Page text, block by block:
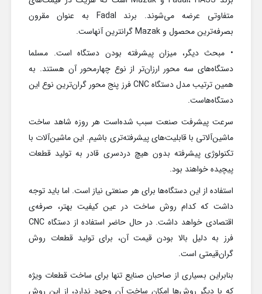
متفاوتی عرضه می‌شوند. برند Fadal به عنوان مقرون
بصرفه‌ترین محصول و Mazak گرانترین آنهاست.
• مبحث دیگر، میزان پیشرفته بودن دستگاه است. مسلما
دستگاه‌های سه محور ارزان‌تر از نوع چهارمحور آن هستند. به
همین ترتیب مدل دستگاه CNC فرز پنج محور گران‌ترین نوع این
دستگاه‌هاست.
سرعت پیشرفت صنعت سبب شده‌است هر روزه شاهد ساخت
ماشین‌آلاتی با قابلیت‌های پیشرفته‌تری باشیم. این ماشین‌آلات با
تکنولوژی پیشرفته بدون هیچ دردسری قادر به تولید قطعات
پیچیده خواهند بود.
استفاده از این دستگاه‌ها برای هر صنعتی نیاز است. اما باید توجه
داشت که کدام روش ساخت در عین کیفیت بهتر، صرفه‌ی
اقتصادی خواهد داشت. در حال حاضر استفاده از دستگاه CNC
فرز به دلیل بالا بودن قیمت آن، برای تولید قطعات روش
گران‌قیمتی است.
بنابراین بسیاری از صاحبان صنایع تنها برای ساخت قطعات ویژه
که با دیگر روش‌ها امکان ساخت آن وجود ندارد، از این روش